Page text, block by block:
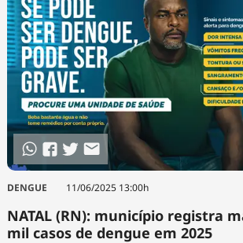
DENGUE 11/06/2025 13:00h
NATAL (RN): município registra
mil casos de dengue em 2025